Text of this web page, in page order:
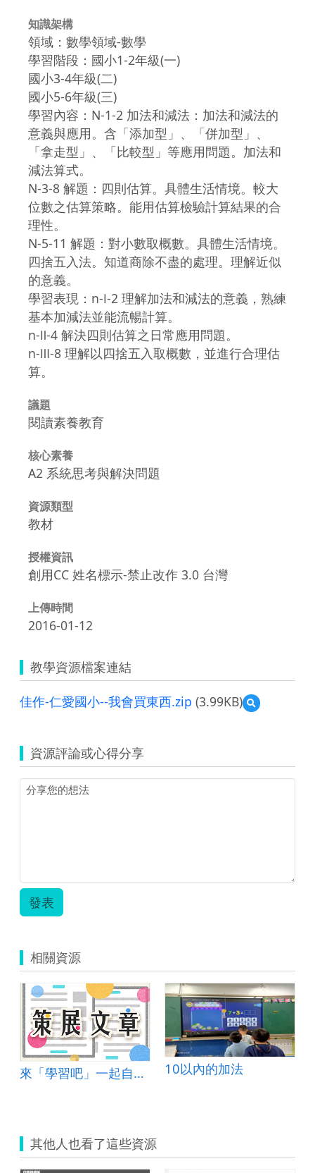
知識架構
領域：數學領域-數學
學習階段：國小1-2年級(一)
國小3-4年級(二)
國小5-6年級(三)
學習內容：N-1-2 加法和減法：加法和減法的
意義與應用。含「添加型」、「併加型」、
「拿走型」、「比較型」等應用問題。加法和
減法算式。
N-3-8 解題：四則估算。具體生活情境。較大
位數之估算策略。能用估算檢驗計算結果的合
理性。
N-5-11 解題：對小數取概數。具體生活情境。
四捨五入法。知道商除不盡的處理。理解近似
的意義。
學習表現：n-Ⅰ-2 理解加法和減法的意義，熟練
基本加減法並能流暢計算。
n-Ⅱ-4 解決四則估算之日常應用問題。
n-Ⅲ-8 理解以四捨五入取概數，並進行合理估
算。
議題
閱讀素養教育
核心素養
A2 系統思考與解決問題
資源類型
教材
授權資訊
創用CC 姓名標示-禁止改作 3.0 台灣
上傳時間
2016-01-12
教學資源檔案連結
佳作-仁愛國小--我會買東西.zip (3.99KB)
預
覽
愛
國
資源評論或心得分享
發表
相關資源
來「學習吧」一起自主學習吧！ 10以內的加法
其他人也看了這些資源